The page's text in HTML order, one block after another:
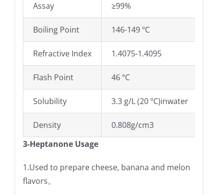
Assay ≥99%
Boiling Point 146-149 ºC
Refractive Index 1.4075-1.4095
Flash Point 46 ºC
Solubility 3.3 g/L (20 ºC)inwater
Density
0.808g/cm3
3-Heptanone Usage
1.Used to prepare cheese, banana and melon
flavors。